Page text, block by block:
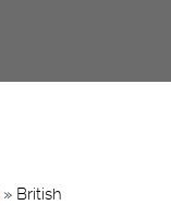
» British